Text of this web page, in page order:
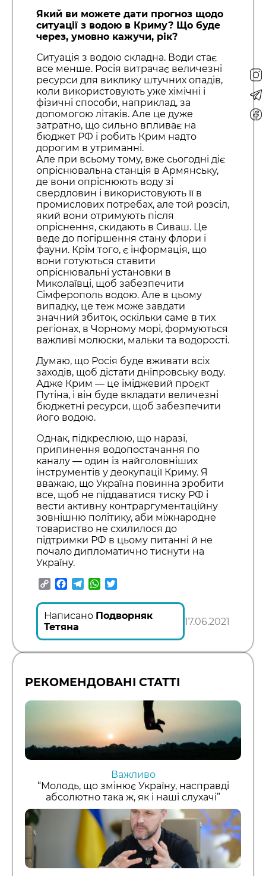
Який ви можете дати прогноз щодо
ситуації з водою в Криму? Що буде
через, умовно кажучи, рік?
Ситуація з водою складна. Води стає
все менше. Росія витрачає величезні
ресурси для виклику штучних опадів,
коли використовують уже хімічні і
фізичні способи, наприклад, за
допомогою літаків. Але це дуже
затратно, що сильно впливає на
бюджет РФ і робить Крим надто
дорогим в утриманні.
Але при всьому тому, вже сьогодні діє
опріснювальна станція в Армянську,
де вони опріснюють воду зі
свердловин і використовують її в
промислових потребах, але той розсіл,
який вони отримують після
опріснення, скидають в Сиваш. Це
веде до погіршення стану флори і
фауни. Крім того, є інформація, що
вони готуються ставити
опріснювальні установки в
Миколаївці, щоб забезпечити
Сімферополь водою. Але в цьому
випадку, це теж може завдати
значний збиток, оскільки саме в тих
регіонах, в Чорному морі, формуються
важливі молюски, мальки та водорості.
Думаю, що Росія буде вживати всіх
заходів, щоб дістати дніпровську воду.
Адже Крим — це іміджевий проєкт
Путіна, і він буде вкладати величезні
бюджетні ресурси, щоб забезпечити
його водою.
Однак, підкреслюю, що наразі,
припинення водопостачання по
каналу — один із найголовніших
інструментів у деокупації Криму. Я
вважаю, що Україна повинна зробити
все, щоб не піддаватися тиску РФ і
вести активну контраргументаційну
зовнішню політику, аби міжнародне
товариство не схилилося до
підтримки РФ в цьому питанні й не
почало дипломатично тиснути на
Україну.
CopyFacebook
TelegramWhatsApp
Написано Подворняк
Тетяна
17.06.2021
РЕКОМЕНДОВАНІ СТАТТІ
Важливо
“Молодь, що змінює Україну, насправді
абсолютно така ж, як і наші слухачі”